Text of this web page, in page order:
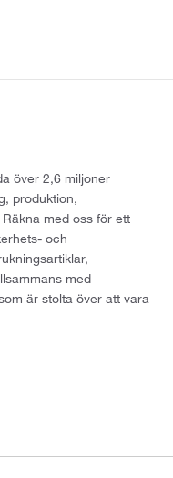
över 2,6 miljoner
produktion,
med oss för ett
och
med
är stolta över att vara